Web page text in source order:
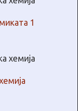
хемија